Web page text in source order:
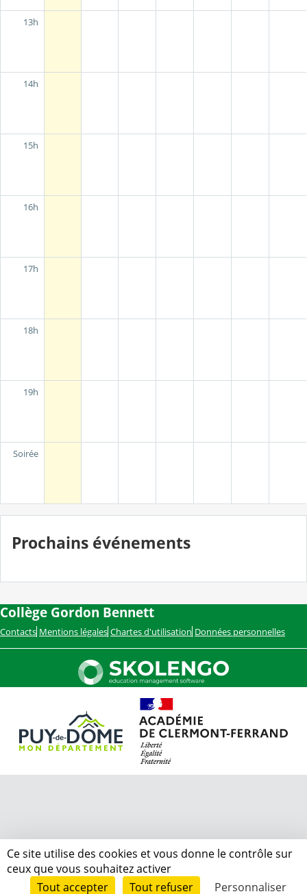
13h
14h
15h
16h
17h
18h
19h
Soirée
Prochains événements
Collège Gordon Bennett
Contacts Mentions légales Chartes d'utilisation Données personnelles
Ce site utilise des cookies et vous donne le contrôle sur
ceux que vous souhaitez activer
Tout accepter
Tout refuser Personnaliser